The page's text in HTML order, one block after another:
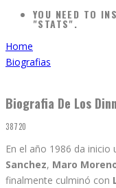
YOU NEED TO
"STATS".
Home
Biografias
Biografia De Los
38720
En el año 1986 da
Sanchez, Maro
finalmente culminó con